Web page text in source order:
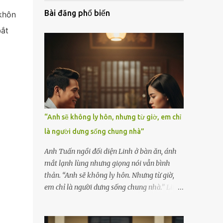
Bài đăng phổ biến
“Anh sẽ không ly hôn, nhưng từ giờ, em chỉ
là người dưng sống chung nhà”
Anh Tuấn ngồi đối diện Linh ở bàn ăn, ánh
mắt lạnh lùng nhưng giọng nói vẫn bình
thản. “Anh sẽ không ly hôn. Nhưng từ giờ,
em chỉ là người dưng sống chung nhà.” Linh